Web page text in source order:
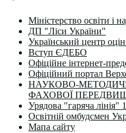
Міністерство освіти і
ДП "Ліси України"
Український центр
Вступ ЄДЕБО
Офіційне інтернет-
Офіційний портал
НАУКОВО-
ФАХОВОЇ
Урядова "гаряча лінія"
Освітній омбудсмен
Мапа сайту